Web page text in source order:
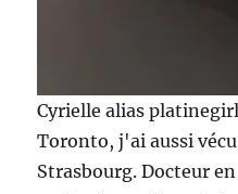
Cyrielle alias
Toronto, j'ai aussi
Strasbourg. Docteur